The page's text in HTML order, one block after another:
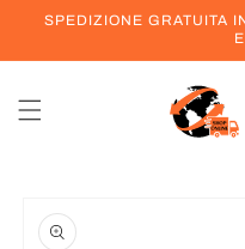
direttamente
SPEDIZIONE GRATUITA
informazioni
sul prodotto